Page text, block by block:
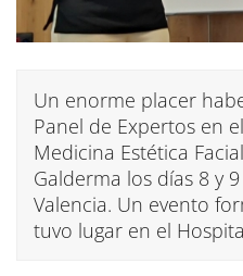
Un enorme placer
Panel de Expertos en
Medicina Estética
Galderma los días 8 y
Valencia. Un evento
tuvo lugar en el